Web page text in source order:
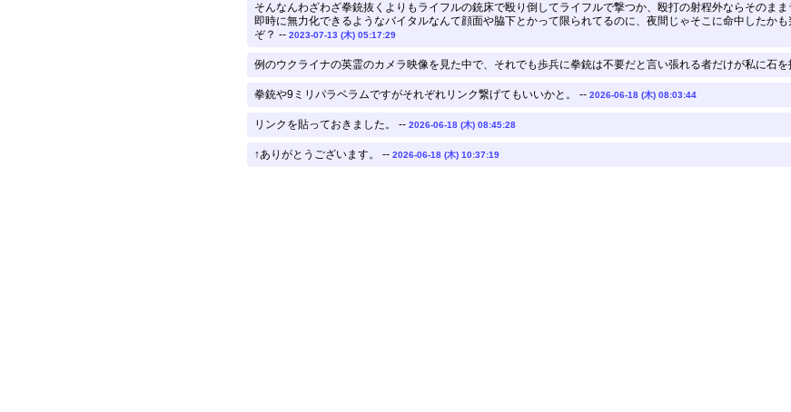
そんなんわざわざ拳銃抜くよりもライフルの銃床で殴り倒してライフルで撃つか、殴打の射程外ならそのま
即時に無力化できるようなバイタルなんて顔面や脇下とかって限られてるのに、夜間じゃそこに命中したか
ぞ？ -- 2023-07-13 (木) 05:17:29
例のウクライナの英霊のカメラ映像を見た中で、それでも歩兵に拳銃は不要だと言い張れる者だけが私に石
拳銃や9ミリパラベラムですがそれぞれリンク繋げてもいいかと。 -- 2026-06-18 (木) 08:03:44
リンクを貼っておきました。 -- 2026-06-18 (木) 08:45:28
↑ありがとうございます。 -- 2026-06-18 (木) 10:37:19